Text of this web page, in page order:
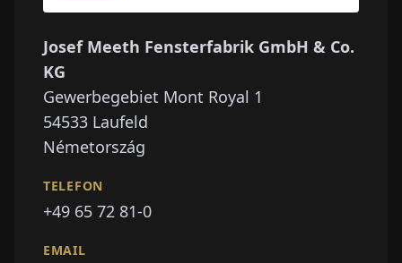
Josef Meeth Fensterfabrik GmbH & Co.
KG
Gewerbegebiet Mont Royal 1
54533 Laufeld
Németország
TELEFON
+49 65 72 81-0
EMAIL